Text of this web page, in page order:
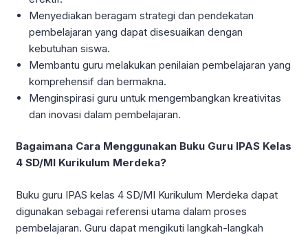
Menyediakan beragam strategi dan pendekatan
pembelajaran yang dapat disesuaikan dengan
kebutuhan siswa.
Membantu guru melakukan penilaian pembelajaran yang
komprehensif dan bermakna.
Menginspirasi guru untuk mengembangkan kreativitas
dan inovasi dalam pembelajaran.
Bagaimana Cara Menggunakan Buku Guru IPAS Kelas
4 SD/MI Kurikulum Merdeka?
Buku guru IPAS kelas 4 SD/MI Kurikulum Merdeka dapat
digunakan sebagai referensi utama dalam proses
pembelajaran. Guru dapat mengikuti langkah-langkah